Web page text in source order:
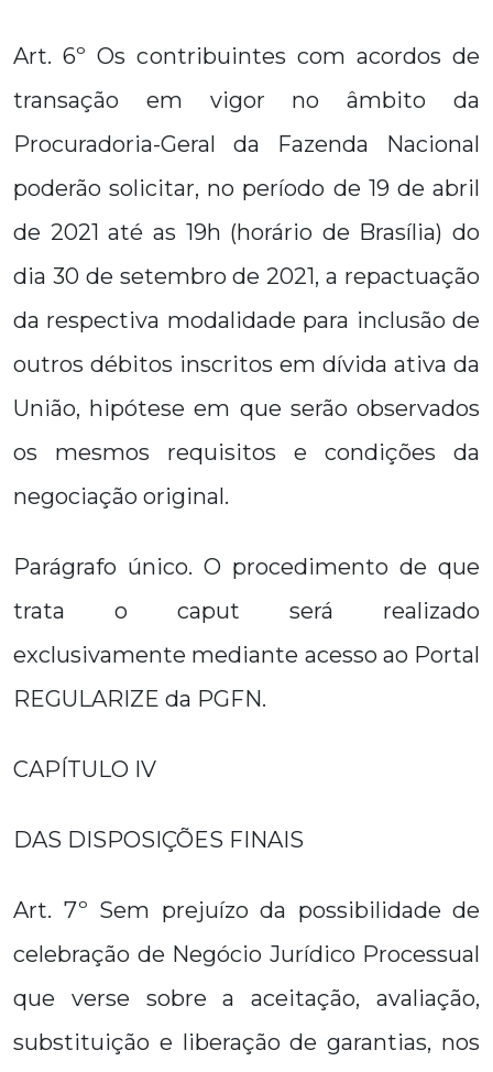
Art. 6º Os contribuintes com acordos de
transação em vigor no âmbito da
Procuradoria-Geral da Fazenda Nacional
poderão solicitar, no período de 19 de abril
de 2021 até as 19h (horário de Brasília) do
dia 30 de setembro de 2021, a repactuação
da respectiva modalidade para inclusão de
outros débitos inscritos em dívida ativa da
União, hipótese em que serão observados
os mesmos requisitos e condições da
negociação original.
Parágrafo único. O procedimento de que
trata o caput será realizado
exclusivamente mediante acesso ao Portal
REGULARIZE da PGFN.
CAPÍTULO IV
DAS DISPOSIÇÕES FINAIS
Art. 7º Sem prejuízo da possibilidade de
celebração de Negócio Jurídico Processual
que verse sobre a aceitação, avaliação,
substituição e liberação de garantias, nos